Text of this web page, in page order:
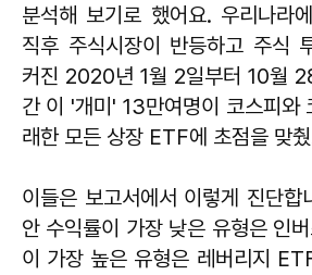
분석해 보기로 했어요. 우리나라
직후 주식시장이 반등하고 주식
커진 2020년 1월 2일부터 10월
간 이 '개미' 13만여명이 코스피와
래한 모든 상장 ETF에 초점을 맞
이들은 보고서에서 이렇게 진단
안 수익률이 가장 낮은 유형은 인
이 가장 높은 유형은 레버리지